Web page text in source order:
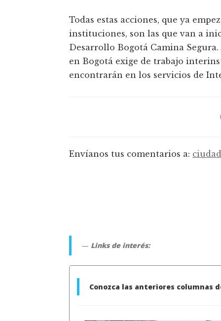
Todas estas acciones, que ya
instituciones, son las que van a
Desarrollo Bogotá Camina
en Bogotá exige de trabajo
encontrarán en los servicios de
Envíanos tus comentarios a:
Links de interés:
Conozca las anteriores columnas